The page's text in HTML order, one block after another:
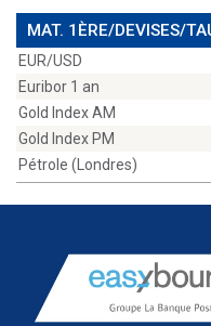
MAT. 1ÈRE/DEVISES/
EUR/USD
Euribor 1 an
Gold Index AM
Gold Index PM
Pétrole (Londres)